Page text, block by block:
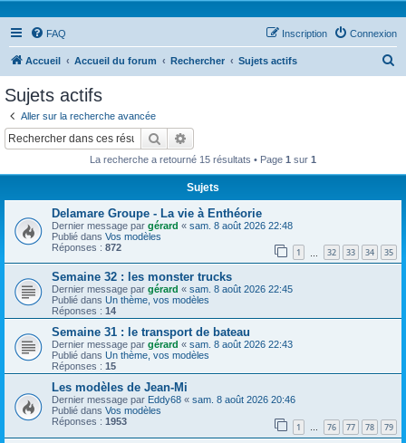
FAQ Connexion
Inscription
Accueil Accueil du forum Rechercher Sujets actifs
Sujets actifs
Aller sur la recherche avancée
Rechercher
La recherche a retourné 15 résultats • Page 1 sur 1
Sujets
Delamare Groupe - La vie à Enthéorie
Dernier message par gérard « sam. 8 août 2026 22:48
Publié dans Vos modèles
Réponses : 872 1 32 33 34 35
Semaine 32 : les monster trucks
Dernier message par gérard « sam. 8 août 2026 22:45
Publié dans Un thème, vos modèles
Réponses : 14
Semaine 31 : le transport de bateau
Dernier message par gérard « sam. 8 août 2026 22:43
Publié dans Un thème, vos modèles
Réponses : 15
Les modèles de Jean-Mi
Dernier message par Eddy68 « sam. 8 août 2026 20:46
Publié dans Vos modèles
Réponses : 1953 1 … 76 77 78 79